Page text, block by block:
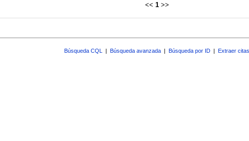
<< 1>>
Búsqueda CQL | Búsqueda avanzada | Búsqueda por ID | Extraer citas